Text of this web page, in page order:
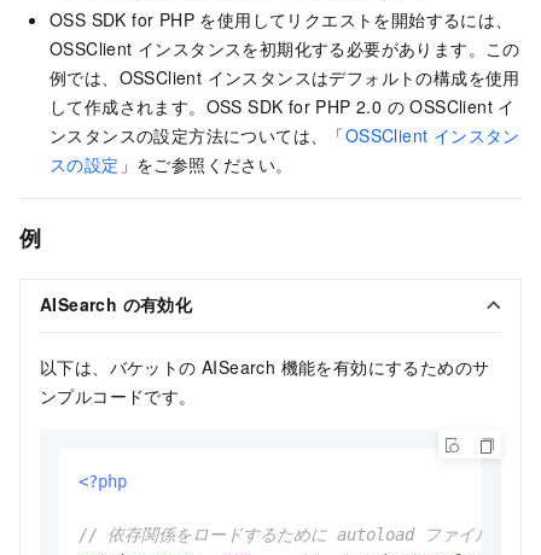
OSS SDK for PHP を使用してリクエストを開始するには、
OSSClient インスタンスを初期化する必要があります。この
例では、OSSClient インスタンスはデフォルトの構成を使用
して作成されます。OSS SDK for PHP 2.0 の OSSClient イ
ンスタンスの設定方法については、「OSSClient インスタン
スの設定 」をご参照ください。
例
AISearch の有効化
以下は、バケットの AISearch 機能を有効にするためのサ
ンプルコードです。
<?php
// 依存関係をロードするために autoload ファイルをイン